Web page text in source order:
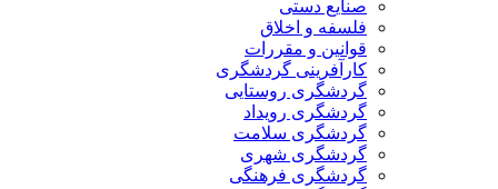
صنایع دستی
فلسفه و اخلاق
قوانین و مقررات
کارآفرینی گردشگری
گردشگری روستایی
گردشگری رویداد
گردشگری سلامت
گردشگری شهری
گردشگری فرهنگی